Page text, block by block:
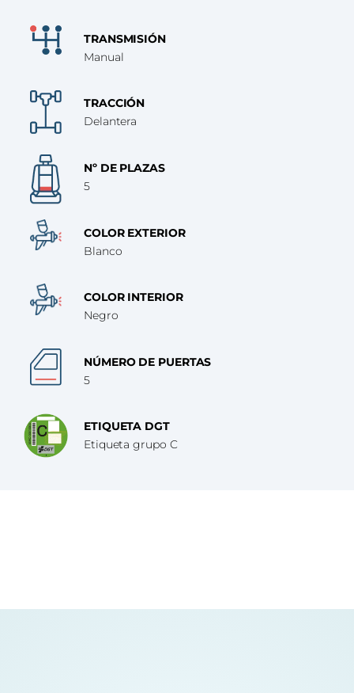
TRANSMISIÓN
Manual
TRACCIÓN
Delantera
Nº DE PLAZAS
5
COLOR EXTERIOR
Blanco
COLOR INTERIOR
Negro
NÚMERO DE PUERTAS
5
ETIQUETA DGT
Etiqueta grupo C